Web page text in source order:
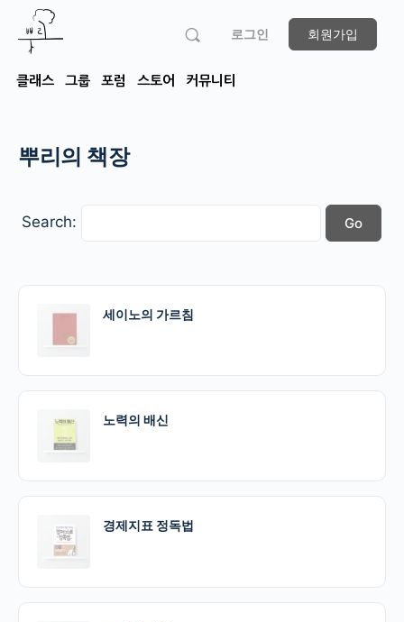
로그인 회원가입
클래스 그룹 포럼 스토어 커뮤니티
뿌리의 책장
Search:
세이노의 가르침
노력의 배신
경제지표 정독법